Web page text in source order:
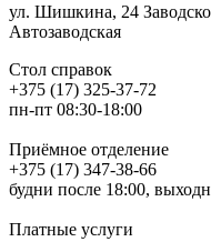
ул. Шишкина, 24
Автозаводская
Стол справок
+375 (17) 325-37-72
пн-пт 08:30-18:00
Приёмное отделение
+375 (17) 347-38-66
будни после 18:00,
Платные услуги